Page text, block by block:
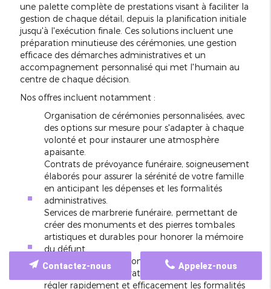
une palette complète de prestations visant à faciliter la
gestion de chaque détail, depuis la planification initiale
jusqu'à l'exécution finale. Ces solutions incluent une
préparation minutieuse des cérémonies, une gestion
efficace des démarches administratives et un
accompagnement personnalisé qui met l'humain au
centre de chaque décision.
Nos offres incluent notamment :
Organisation de cérémonies personnalisées, avec
des options sur mesure pour s'adapter à chaque
volonté et pour instaurer une atmosphère
apaisante.
Contrats de prévoyance funéraire, soigneusement
élaborés pour assurer la sérénité de votre famille
en anticipant les dépenses et les formalités
administratives.
Services de marbrerie funéraire, permettant de
créer des monuments et des pierres tombales
artistiques et durables pour honorer la mémoire
du défunt.
Accompagnement complet dans toutes les
démarches administratives post-funéraires, afin de
régler rapidement et efficacement les formalités
Appelez-nous
Contactez-nous